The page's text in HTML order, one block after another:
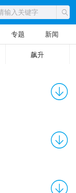
专题 新闻
飙升